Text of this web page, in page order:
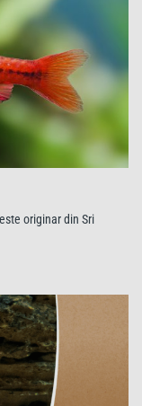
originar din Sri